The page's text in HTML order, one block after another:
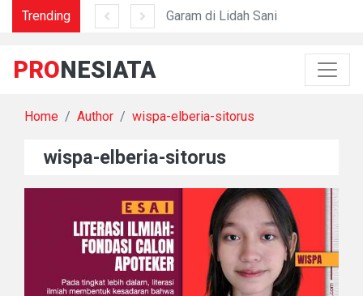
Trending Garam di Lidah Sani
PRONESIATA
Home Author wispa-elberia-sitorus
wispa-elberia-sitorus